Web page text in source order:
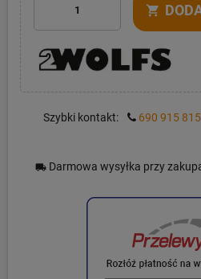
shopping_cart
Szybki kontakt: 690 915 815
local_shipping Darmowa wysyłka przy